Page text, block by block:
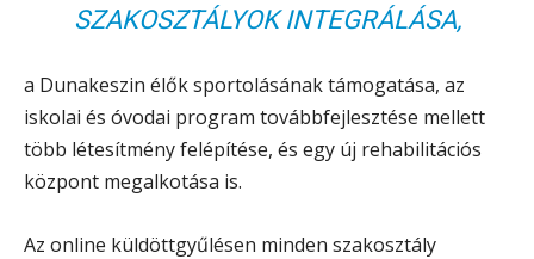
SZAKOSZTÁLYOK INTEGRÁLÁSA,
a Dunakeszin élők sportolásának támogatása, az
iskolai és óvodai program továbbfejlesztése mellett
több létesítmény felépítése, és egy új rehabilitációs
központ megalkotása is.
Az online küldöttgyűlésen minden szakosztály